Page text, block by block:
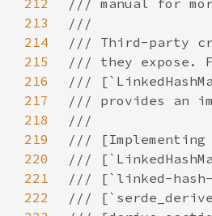
212
213
214
215
216
217
218
219
220
221
222